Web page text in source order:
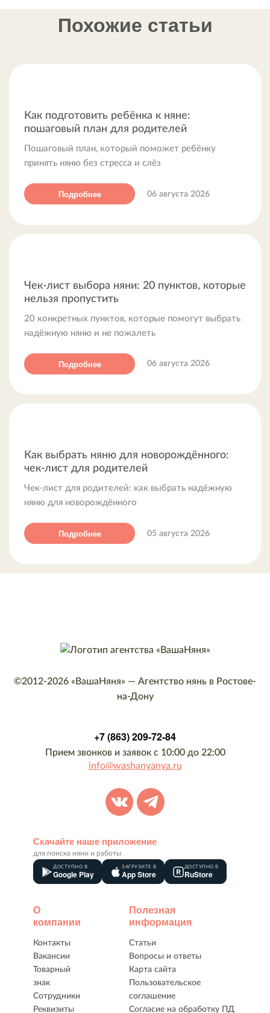
Похожие статьи
Как подготовить ребёнка к няне:
пошаговый план для родителей
Пошаговый план, который поможет ребёнку
принять няню без стресса и слёз
Подробнее 06 августа 2026
Чек-лист выбора няни: 20 пунктов, которые
нельзя пропустить
20 конкретных пунктов, которые помогут выбрать
надёжную няню и не пожалеть
Подробнее 06 августа 2026
Как выбрать няню для новорождённого:
чек-лист для родителей
Чек-лист для родителей: как выбрать надёжную
няню для новорождённого
Подробнее 05 августа 2026
©2012-2026 «ВашаНяня» — Агентство нянь в Ростове-
на-Дону
+7 (863) 209-72-84
Прием звонков и заявок с 10:00 до 22:00
info@washanyanya.ru
Скачайте наше приложение
для поиска няни и работы
ДОСТУПНО В
Google Play
ЗАГРУЗИТЕ В
App Store
ДОСТУПНО В
RuStore
О
компании
Контакты
Вакансии
Товарный
знак
Сотрудники
Реквизиты
Полезная
информация
Статьи
Вопросы и ответы
Карта сайта
Пользовательское
соглашение
Согласие на обработку ПД